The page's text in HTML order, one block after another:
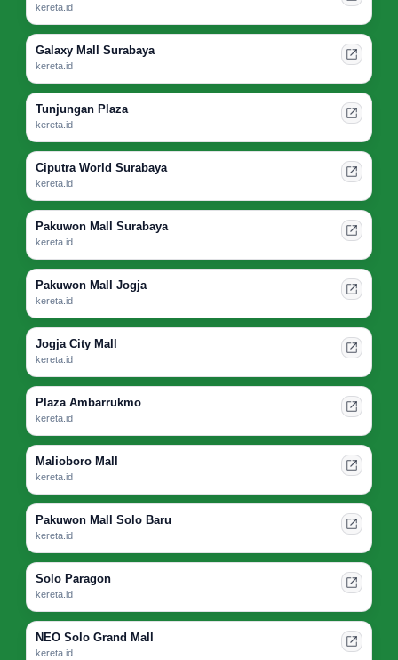
kereta.id
Galaxy Mall Surabaya
kereta.id
Tunjungan Plaza
kereta.id
Ciputra World Surabaya
kereta.id
Pakuwon Mall Surabaya
kereta.id
Pakuwon Mall Jogja
kereta.id
Jogja City Mall
kereta.id
Plaza Ambarrukmo
kereta.id
Malioboro Mall
kereta.id
Pakuwon Mall Solo Baru
kereta.id
Solo Paragon
kereta.id
NEO Solo Grand Mall
kereta.id